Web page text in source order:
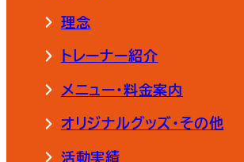
理念
トレーナー紹介
メニュー・料金案内
オリジナルグッズ・その他
活動実績